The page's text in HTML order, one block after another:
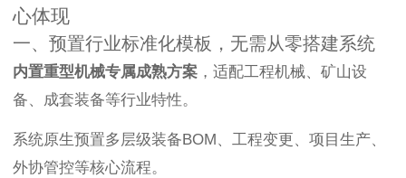
心体现
一、预置行业标准化模板，无需从零搭建系统
内置重型机械专属成熟方案 ，适配工程机械、矿山设
备、成套装备等行业特性。
系统原生预置多层级装备BOM、工程变更、项目生产、
外协管控等核心流程。